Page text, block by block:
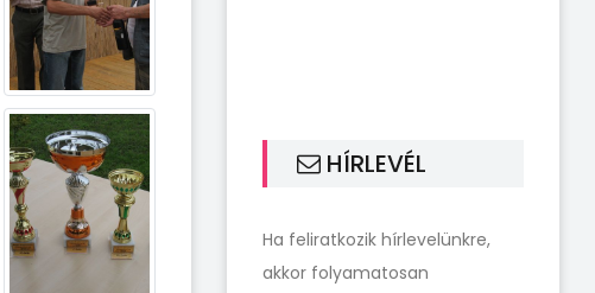
HÍRLEVÉL
Ha feliratkozik hírlevelünkre,
akkor folyamatosan